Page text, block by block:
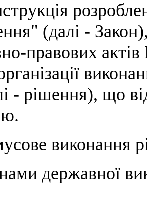
(далі -
правових актів
- рішення), що
виконання
державної